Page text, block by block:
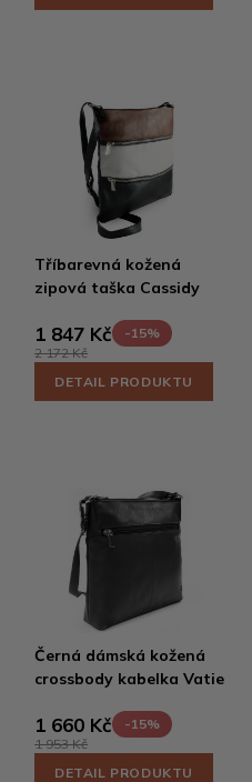
Tříbarevná kožená
zipová taška Cassidy
1 847 Kč
-15%
2 172 Kč
DETAIL PRODUKTU
Černá dámská kožená
crossbody kabelka Vatie
1 660 Kč
-15%
1 953 Kč
DETAIL PRODUKTU